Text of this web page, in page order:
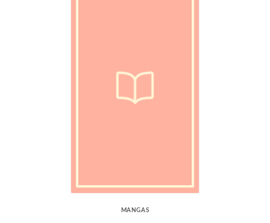
MANGAS